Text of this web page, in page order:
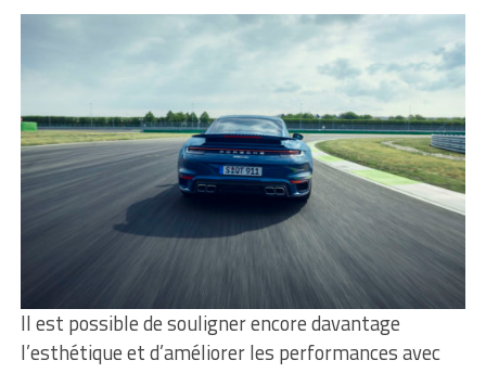
Il est possible de souligner encore davantage
l’esthétique et d’améliorer les performances avec